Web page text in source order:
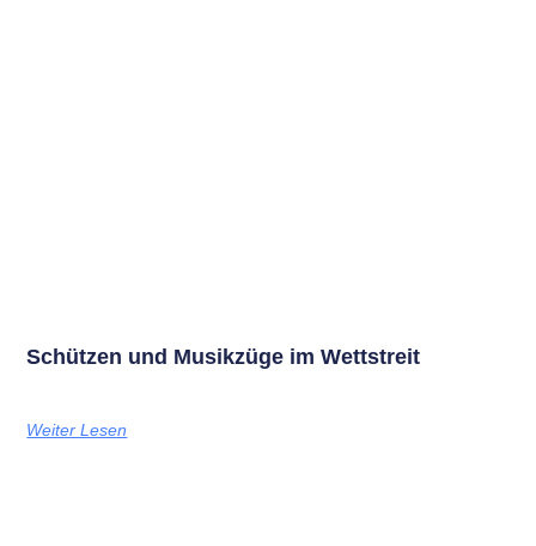
Schützen und Musikzüge im Wettstreit
Weiter Lesen